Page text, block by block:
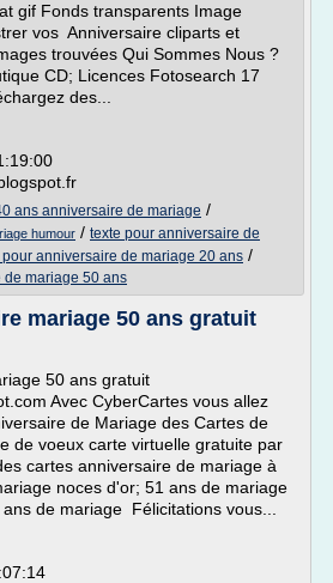
gif Fonds transparents Image
vos Anniversaire cliparts et
trouvées Qui Sommes Nous ?
CD; Licences Fotosearch 17
des...
ans anniversaire de mariage /
humour / texte pour anniversaire de
pour anniversaire de mariage 20 ans /
de mariage 50 ans
mariage 50 ans gratuit
50 ans gratuit
Avec CyberCartes vous allez
de Mariage des Cartes de
de voeux carte virtuelle gratuite par
cartes anniversaire de mariage à
noces d'or; 51 ans de mariage
de mariage Félicitations vous...